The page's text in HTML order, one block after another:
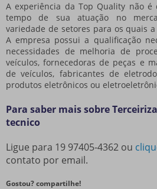
A experiência da Top Quality não é
tempo de sua atuação no
variedade de setores para os quais
A empresa possui a qualificação
necessidades de melhoria de
veículos, fornecedoras de peças e
de veículos, fabricantes de
produtos eletrônicos ou
Para saber mais sobre
tecnico
Ligue para 19 97405-4362 ou
contato por email.
Gostou? compartilhe!